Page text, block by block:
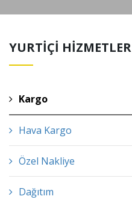
YURTİÇİ HİZMETLER
Kargo
Hava Kargo
Özel Nakliye
Dağıtım